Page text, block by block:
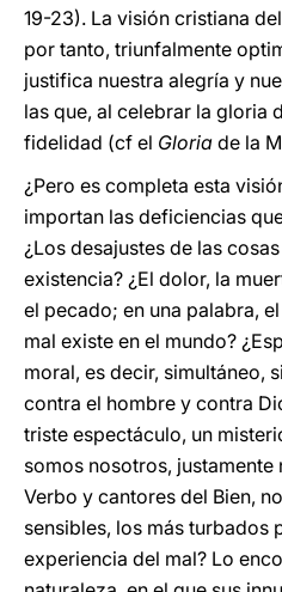
19-23). La visión cristiana
por tanto, triunfalmente
justifica nuestra alegría y
las que, al celebrar la gloria
fidelidad (cf el Gloria de la
¿Pero es completa esta
importan las deficiencias
¿Los desajustes de las
existencia? ¿El dolor, la
el pecado; en una palabra,
mal existe en el mundo?
moral, es decir, simultáneo,
contra el hombre y contra
triste espectáculo, un
somos nosotros,
Verbo y cantores del Bien,
sensibles, los más turbados
experiencia del mal? Lo